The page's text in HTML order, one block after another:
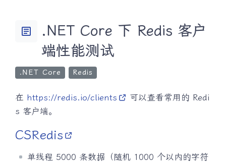
article
.NET Core 下 Redis 客户
端性能测试
.NET Core Redis
在 https://redis.io/clients
可以查看常用的 Redi
s 客户端。
CSRedis
单线程 5000 条数据（随机 1000 个以内的字符